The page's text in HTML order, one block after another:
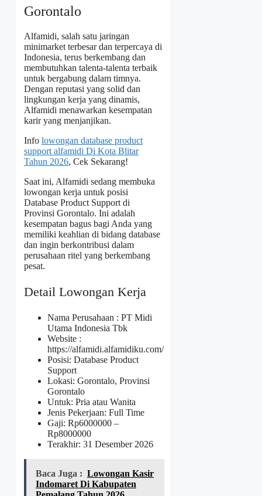
Gorontalo
Alfamidi, salah satu jaringan
minimarket terbesar dan terpercaya di
Indonesia, terus berkembang dan
membutuhkan talenta-talenta terbaik
untuk bergabung dalam timnya.
Dengan reputasi yang solid dan
lingkungan kerja yang dinamis,
Alfamidi menawarkan kesempatan
karir yang menjanjikan.
Info lowongan database product
support alfamidi Di Kota Blitar
Tahun 2026, Cek Sekarang!
Saat ini, Alfamidi sedang membuka
lowongan kerja untuk posisi
Database Product Support di
Provinsi Gorontalo. Ini adalah
kesempatan bagus bagi Anda yang
memiliki keahlian di bidang database
dan ingin berkontribusi dalam
perusahaan ritel yang berkembang
pesat.
Detail Lowongan Kerja
Nama Perusahaan : PT Midi
Utama Indonesia Tbk
Website :
https://alfamidi.alfamidiku.com/
Posisi: Database Product
Support
Lokasi: Gorontalo, Provinsi
Gorontalo
Untuk: Pria atau Wanita
Jenis Pekerjaan: Full Time
Gaji: Rp6000000 –
Rp8000000
Terakhir: 31 Desember 2026
Baca Juga : Lowongan Kasir
Indomaret Di Kabupaten